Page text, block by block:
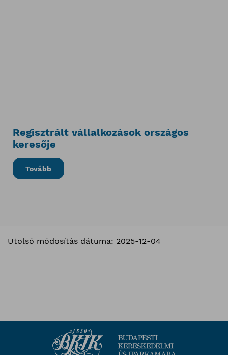
Regisztrált vállalkozások országos
keresője
Tovább
Utolsó módosítás dátuma: 2025-12-04